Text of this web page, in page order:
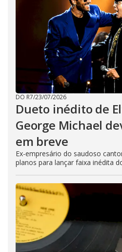
DO R7/23/07/2026
Dueto inédito de
George Michael
em breve
Ex-empresário do saudoso
planos para lançar faixa inédita